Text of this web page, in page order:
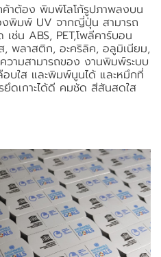
าต้อง พิมพ์โลโก้รูปภาพลงบน
งพิมพ์ UV จากญี่ปุ่น สามารถ
น ABS, PET,โพลีคาร์บอน
, พลาสติก, อะคริลิค, อลูมิเนียม,
ามสามารถของ งานพิมพ์ระบบ
บใส และพิมพ์นูนได้ และหมึกที่
ดเกาะได้ดี คมชัด สีสันสดใส